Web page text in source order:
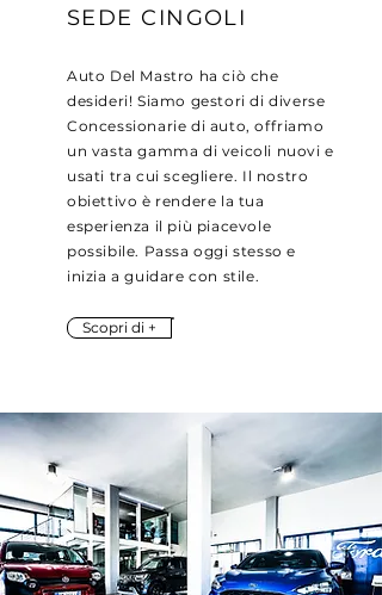
SEDE CINGOLI
Auto Del Mastro ha ciò che
desideri! Siamo gestori di diverse
Concessionarie di auto, offriamo
un vasta gamma di veicoli nuovi e
usati tra cui scegliere. Il nostro
obiettivo è rendere la tua
esperienza il più piacevole
possibile. Passa oggi stesso e
inizia a guidare con stile.
Scopri di +